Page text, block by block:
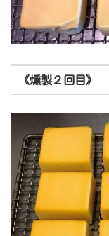
《燻製２回目》